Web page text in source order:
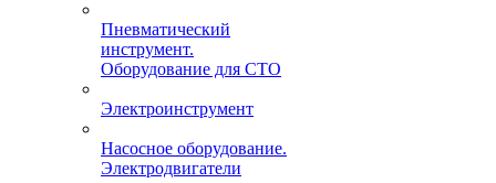
Пневматический
инструмент.
Оборудование для СТО
Электроинструмент
Насосное оборудование.
Электродвигатели